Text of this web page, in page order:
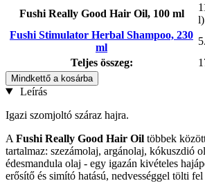
Fushi Really Good Hair Oil, 100 ml
l)
Fushi Stimulator Herbal Shampoo, 230
ml
Teljes összeg:
Mindkettő a kosárba
Leírás
Igazi szomjoltó száraz hajra.
A Fushi Really Good Hair Oil többek
tartalmaz: szezámolaj, argánolaj, kókuszdió
édesmandula olaj - egy igazán kivételes
erősítő és simító hatású, nedvességgel tölti fel